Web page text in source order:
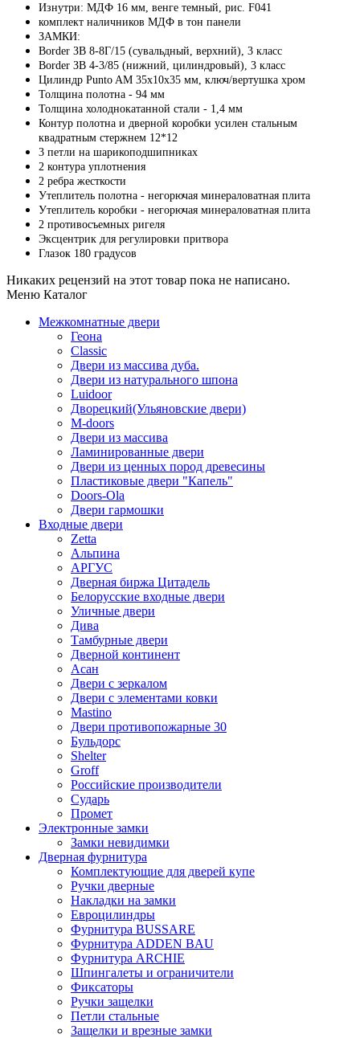
Изнутри: МДФ 16 мм, венге темный, рис. F041
комплект наличников МДФ в тон панели
ЗАМКИ:
Border ЗВ 8-8Г/15 (сувальдный, верхний), 3 класс
Border ЗВ 4-3/85 (нижний, цилиндровый), 3 класс
Цилиндр Punto AM 35х10х35 мм, ключ/вертушка хром
Толщина полотна - 94 мм
Толщина холоднокатанной стали - 1,4 мм
Контур полотна и дверной коробки усилен стальным
квадратным стержнем 12*12
3 петли на шарикоподшипниках
2 контура уплотнения
2 ребра жесткости
Утеплитель полотна - негорючая минераловатная плита
Утеплитель коробки - негорючая минераловатная плита
2 противосъемных ригеля
Эксцентрик для регулировки притвора
Глазок 180 градусов
Никаких рецензий на этот товар пока не написано.
Меню Каталог
Межкомнатные двери
Геона
Classic
Двери из массива дуба.
Двери из натурального шпона
Luidoor
Дворецкий(Ульяновские двери)
M-doors
Двери из массива
Ламинированные двери
Двери из ценных пород древесины
Пластиковые двери "Капель"
Doors-Ola
Двери гармошки
Входные двери
Zetta
Альпина
АРГУС
Дверная биржа Цитадель
Белорусские входные двери
Уличные двери
Дива
Тамбурные двери
Дверной континент
Асан
Двери с зеркалом
Двери с элементами ковки
Mastino
Двери противопожарные 30
Бульдорс
Shelter
Groff
Российские производители
Сударь
Промет
Электронные замки
Замки невидимки
Дверная фурнитура
Комплектующие для дверей купе
Ручки дверные
Накладки на замки
Евроцилиндры
Фурнитура BUSSARE
Фурнитура ADDEN BAU
Фурнитура ARCHIE
Шпингалеты и ограничители
Фиксаторы
Ручки защелки
Петли стальные
Защелки и врезные замки